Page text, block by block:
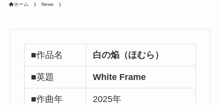
ホーム News
■作品名 白の焔（ほむら）
■英題 White Frame
■作曲年 2025年